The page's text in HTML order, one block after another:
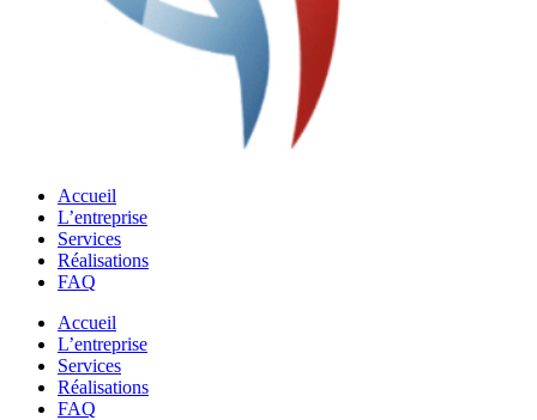
Accueil
L’entreprise
Services
Réalisations
FAQ
Accueil
L’entreprise
Services
Réalisations
FAQ